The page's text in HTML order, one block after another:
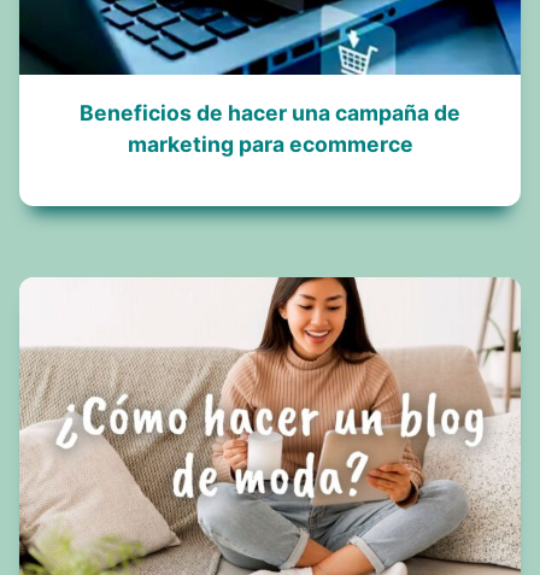
Beneficios de hacer una campaña de
marketing para ecommerce